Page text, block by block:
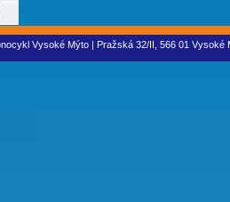
Vysoké Mýto | Pražská 32/II, 566 01 Vysoké